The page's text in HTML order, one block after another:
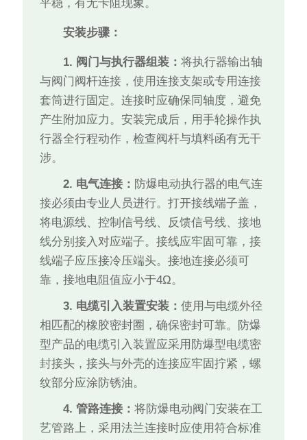
平稳，有无卡阻现象。
安装步骤：
1. 阀门与执行器组装：将执行器输出轴
与阀门阀杆连接，使用连接支架或专用连接
套筒进行固定。连接时应确保同轴度，避免
产生附加应力。安装完成后，用手轮操作执
行器全行程动作，检查阀杆与填料函有无干
涉。
2. 电气连接： 防爆电动执行器的电气连
接必须由专业人员进行。打开接线端子盖，
将电源线、控制信号线、反馈信号线、接地
线分别接入对应端子。接线应牢固可靠，接
线端子应压接冷压端头。接地连接必须可
靠，接地电阻值应小于4Ω。
3. 电缆引入装置安装：使用与电缆外径
相匹配的橡胶密封圈，确保密封可靠。防爆
型产品的电缆引入装置应采用防爆型电缆密
封接头，接头与外壳的连接应牢固拧紧，螺
纹部分应涂防锈油。
4. 管路连接：将防爆电动阀门安装在工
艺管路上，采用法兰连接时应使用符合标准